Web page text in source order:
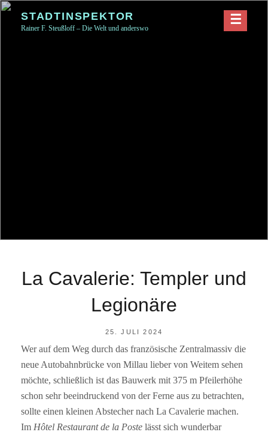
Skip
STADTINSPEKTOR
Rainer F. Steußloff – Die Welt und anderswo
La Cavalerie: Templer und
Legionäre
POSTED
25. JULI 2024
BY
R
A
N
E
S
Wer auf dem Weg durch das französische Zentralmassiv die
neue Autobahnbrücke von Millau lieber von Weitem sehen
möchte, schließlich ist das Bauwerk mit 375 m Pfeilerhöhe
schon sehr beeindruckend von der Ferne aus zu betrachten,
sollte einen kleinen Abstecher nach La Cavalerie machen.
Im Hôtel Restaurant de la Poste lässt sich wunderbar